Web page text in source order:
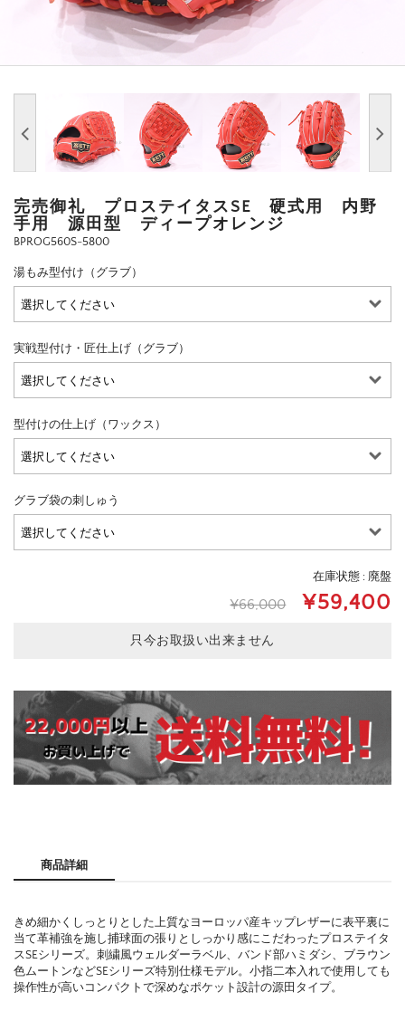
完売御礼 プロステイタスSE 硬式用 内野
手用 源田型 ディープオレンジ
BPROG560S-5800
湯もみ型付け（グラブ）
実戦型付け・匠仕上げ（グラブ）
型付けの仕上げ（ワックス）
グラブ袋の刺しゅう
在庫状態 : 廃盤
¥66,000 ¥59,400
只今お取扱い出来ません
商品詳細
きめ細かくしっとりとした上質なヨーロッパ産キップレザーに表平裏に
当て革補強を施し捕球面の張りとしっかり感にこだわったプロステイタ
スSEシリーズ。刺繍風ウェルダーラベル、バンド部ハミダシ、ブラウン
色ムートンなどSEシリーズ特別仕様モデル。小指二本入れで使用しても
操作性が高いコンパクトで深めなポケット設計の源田タイプ。